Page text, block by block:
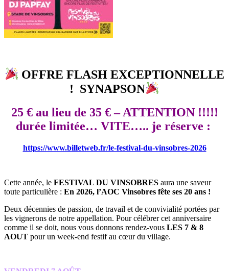
OFFRE FLASH EXCEPTIONNELLE
! SYNAPSON
25 € au lieu de 35 € – ATTENTION !!!!!
durée limitée… VITE….. je réserve :
https://www.billetweb.fr/le-festival-du-vinsobres-2026
Cette année, le FESTIVAL DU VINSOBRES aura une saveur
toute particulière : En 2026, l’AOC Vinsobres fête ses 20 ans !
Deux décennies de passion, de travail et de convivialité portées par
les vignerons de notre appellation. Pour célébrer cet anniversaire
comme il se doit, nous vous donnons rendez-vous LES 7 & 8
AOUT pour un week-end festif au cœur du village.